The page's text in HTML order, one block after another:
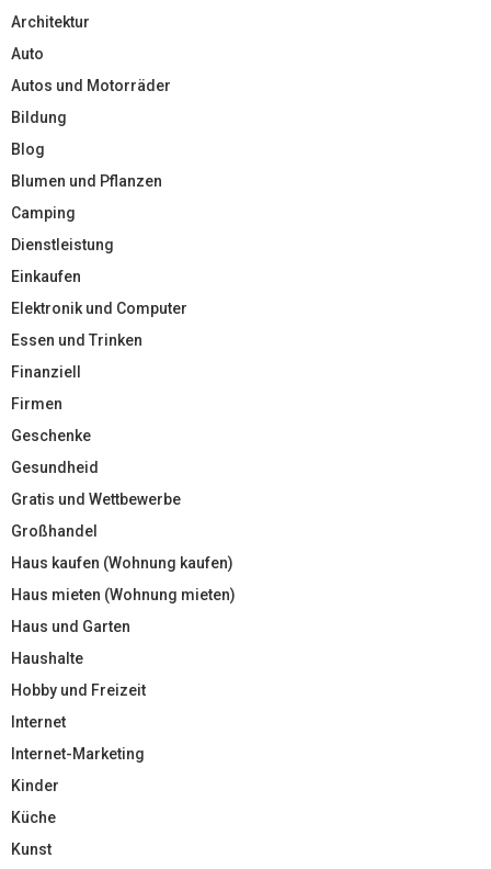
Architektur
Auto
Autos und Motorräder
Bildung
Blog
Blumen und Pflanzen
Camping
Dienstleistung
Einkaufen
Elektronik und Computer
Essen und Trinken
Finanziell
Firmen
Geschenke
Gesundheid
Gratis und Wettbewerbe
Großhandel
Haus kaufen (Wohnung kaufen)
Haus mieten (Wohnung mieten)
Haus und Garten
Haushalte
Hobby und Freizeit
Internet
Internet-Marketing
Kinder
Küche
Kunst